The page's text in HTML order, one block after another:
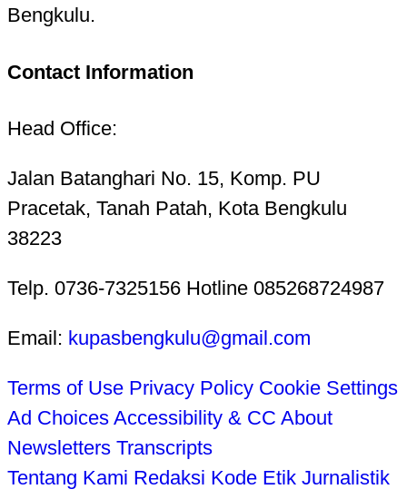
Bengkulu.
Contact Information
Head Office:
Jalan Batanghari No. 15, Komp. PU
Pracetak, Tanah Patah, Kota Bengkulu
38223
Telp. 0736-7325156 Hotline 085268724987
Email: kupasbengkulu@gmail.com
Terms of Use Privacy Policy Cookie Settings
Ad Choices Accessibility & CC About
Newsletters Transcripts
Tentang Kami Redaksi Kode Etik Jurnalistik